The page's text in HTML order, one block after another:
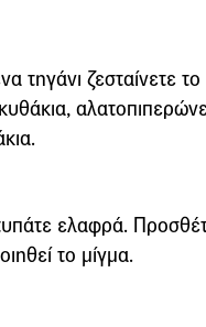
τηγάνι ζεσταίνετε
ελαφρά.
το μίγμα.